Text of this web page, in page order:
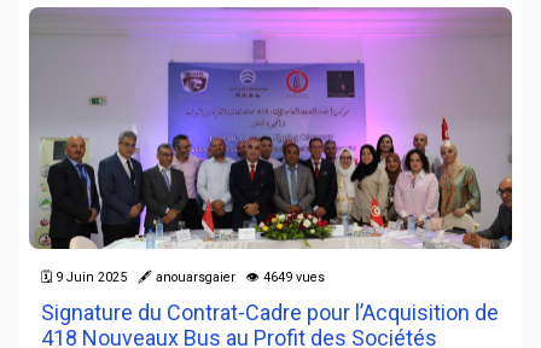
🗓 9 Juin 2025 🖋 anouarsgaier 👁 4649 vues
Signature du Contrat-Cadre pour l’Acquisition de
418 Nouveaux Bus au Profit des Sociétés